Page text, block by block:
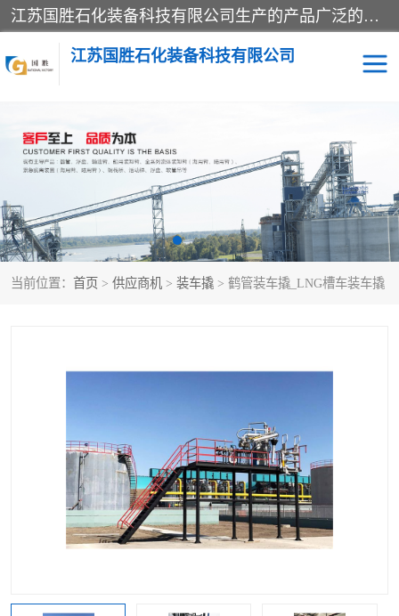
江苏国胜石化装备科技有限公司生产的产品广泛的应用于石油、石化等行业中，产品种类齐全，其中包括装卸鹤管、汽车鹤管、火车鹤管、装车鹤管、卸车鹤管、上装鹤管、下装鹤管、lng鹤管、发油鹤管、液氨鹤管、液化气鹤管等，我们生产的产品质量上乘，价格实惠，服务好，买鹤管就到国胜石化装备！
江苏国胜石化装备科技有限公司
当前位置： 首页 > 供应商机 > 装车撬 > 鹤管装车撬_LNG槽车装车撬
输油臂 鹤管活动梯